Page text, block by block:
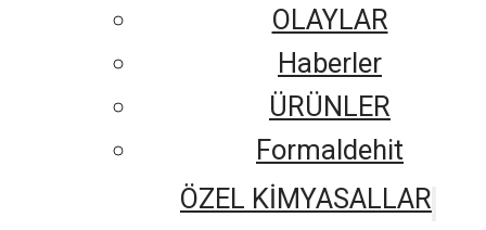
OLAYLAR
Haberler
ÜRÜNLER
Formaldehit
ÖZEL KİMYASALLAR